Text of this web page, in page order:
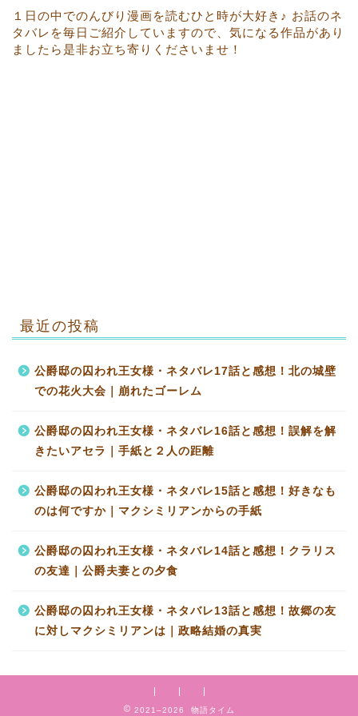
１日の中でのんびり漫画を読むひと時が大好き♪ お話のネ
タバレを毎日ご紹介していますので、気になる作品があり
ましたら是非お立ち寄りくださいませ！
最近の投稿
公爵邸の囚われ王女様・ネタバレ17話と感想！北の城壁
での花火大会｜崩れたゴーレム
公爵邸の囚われ王女様・ネタバレ16話と感想！誤解を解
きたいアセラ｜手紙と２人の距離
公爵邸の囚われ王女様・ネタバレ15話と感想！好きなも
のは何ですか｜マクシミリアンからの手紙
公爵邸の囚われ王女様・ネタバレ14話と感想！クラリス
の友達｜公爵夫妻との夕食
公爵邸の囚われ王女様・ネタバレ13話と感想！故郷の友
に対しマクシミリアンは｜政略結婚の真実
2021–2026 物語タイム